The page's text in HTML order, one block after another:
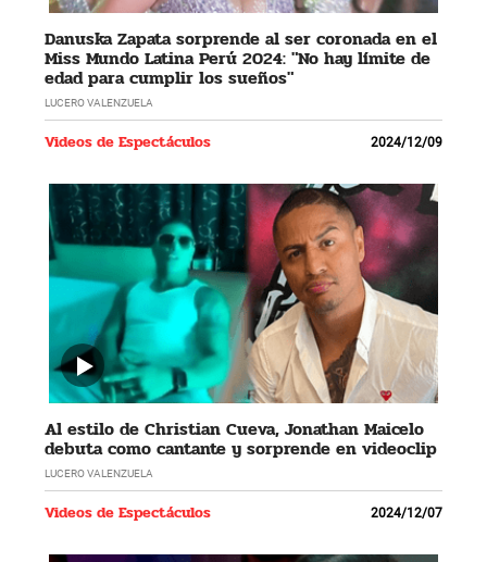
Danuska Zapata sorprende al ser coronada en el
Miss Mundo Latina Perú 2024: "No hay límite de
edad para cumplir los sueños"
LUCERO VALENZUELA
Videos de Espectáculos 2024/12/09
Al estilo de Christian Cueva, Jonathan Maicelo
debuta como cantante y sorprende en videoclip
LUCERO VALENZUELA
Videos de Espectáculos 2024/12/07